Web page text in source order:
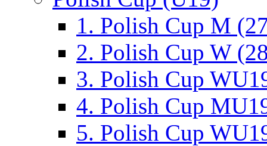
1. Polish Cup M
2. Polish Cup W
3. Polish Cup
4. Polish Cup
5. Polish Cup